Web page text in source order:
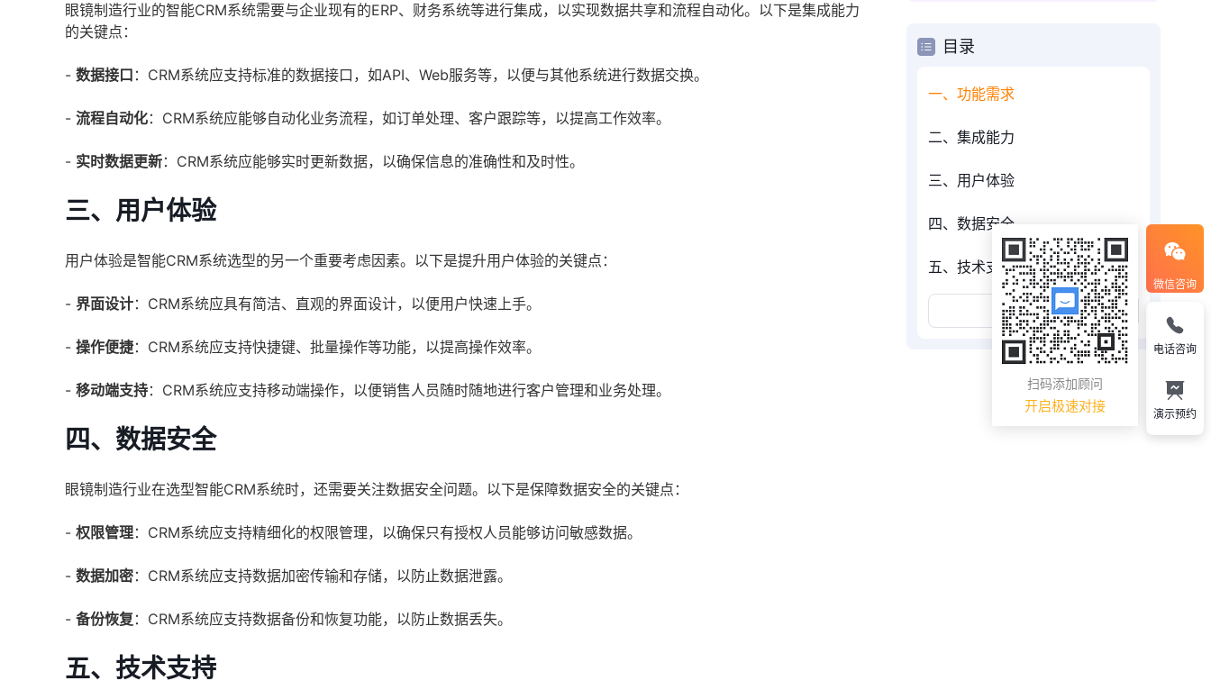
眼镜制造行业的智能CRM系统需要与企业现有的ERP、财务系统等进行集成，以实现数据共享和流程自动化。以下是集成能力
的关键点：
- 数据接口 ：CRM系统应支持标准的数据接口，如API、Web服务等，以便与其他系统进行数据交换。
- 流程自动化：CRM系统应能够自动化业务流程，如订单处理、客户跟踪等，以提高工作效率。
- 实时数据更新：CRM系统应能够实时更新数据，以确保信息的准确性和及时性。
三、用户体验
用户体验是智能CRM系统选型的另一个重要考虑因素。以下是提升用户体验的关键点：
- 界面设计：CRM系统应具有简洁、直观的界面设计，以便用户快速上手。
- 操作便捷：CRM系统应支持快捷键、批量操作等功能，以提高操作效率。
- 移动端支持：CRM系统应支持移动端操作，以便销售人员随时随地进行客户管理和业务处理。
四、数据安全
眼镜制造行业在选型智能CRM系统时，还需要关注数据安全问题。以下是保障数据安全的关键点：
- 权限管理：CRM系统应支持精细化的权限管理，以确保只有授权人员能够访问敏感数据。
- 数据加密：CRM系统应支持数据加密传输和存储，以防止数据泄露。
- 备份恢复 ：CRM系统应支持数据备份和恢复功能，以防止数据丢失。
五、技术支持
目录
一、功能需求
二、集成能力
三、用户体验
四、数据安全
五、技术支持
展开更多
微信咨询
扫码添加顾问
开启极速对接
电话咨询
演示预约